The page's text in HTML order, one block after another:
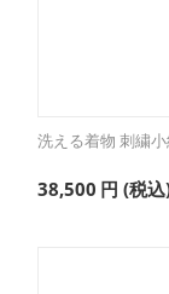
洗える着物 刺繍
38,500 円 (税